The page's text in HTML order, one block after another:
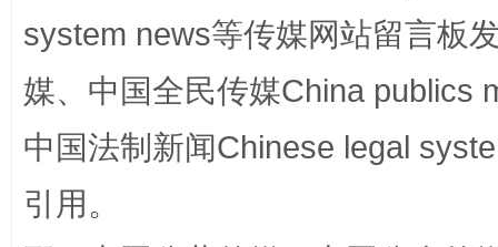
system news等传媒网站留言板
媒、中国全民传媒China publics
中国法制新闻Chinese legal
引用。